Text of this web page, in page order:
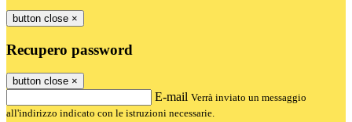
button close ×
Recupero password
button close ×
E-mail Verrà inviato un messaggio
all'indirizzo indicato con le istruzioni necessarie.